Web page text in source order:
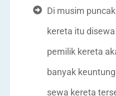
Di musim
kereta itu
pemilik kereta
banyak
sewa kereta